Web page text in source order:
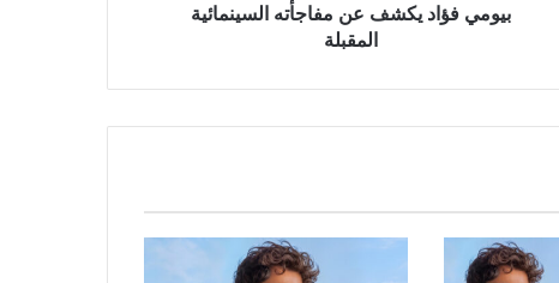
بيومي فؤاد يكشف عن مفاجأته السينمائية
المقبلة